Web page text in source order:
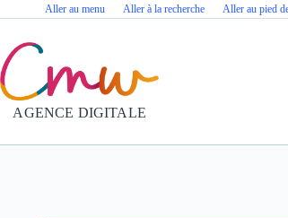
au
contenu
Aller au menu Aller à la recherche Aller au pied
AGENCE DIGITALE